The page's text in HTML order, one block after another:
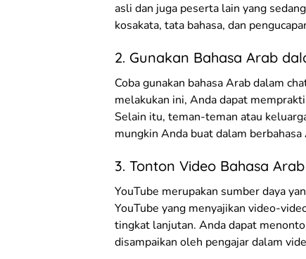
asli dan juga peserta lain yang
kosakata, tata bahasa, dan
2. Gunakan Bahasa Arab
Coba gunakan bahasa Arab dalam
melakukan ini, Anda dapat
Selain itu, teman-teman atau
mungkin Anda buat dalam berbahasa
3. Tonton Video Bahasa
YouTube merupakan sumber daya
YouTube yang menyajikan video-
tingkat lanjutan. Anda dapat
disampaikan oleh pengajar dalam